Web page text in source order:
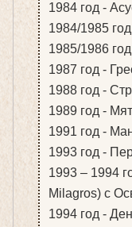
1984 год -
1984/1985
1985/1986
1987 год -
1988 год -
1989 год -
1991 год -
1993 год -
1993 – 1994
Milagros) с
1994 год -